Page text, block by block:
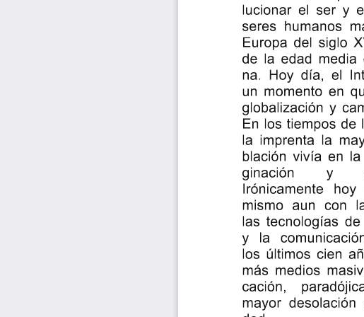
lucionar el ser y
seres humanos
Europa del siglo
de la edad media
na. Hoy día, el
un momento en
globalización y
En los tiempos de
la imprenta la
blación vivía en
ginación
y
Irónicamente
mismo aun con
las tecnologías
y la
los últimos cien
más medios
cación,
mayor